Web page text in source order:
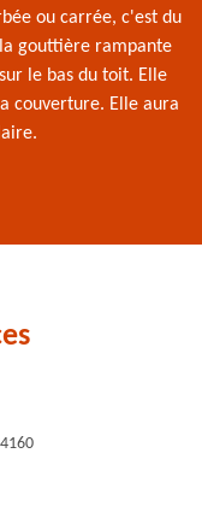
ou carrée, c'est du
gouttière rampante
le bas du toit. Elle
couverture. Elle aura